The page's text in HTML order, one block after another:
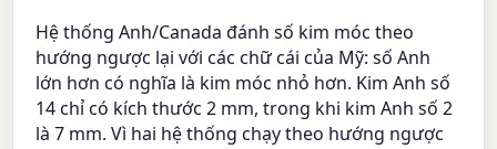
Hệ thống Anh/Canada đánh số kim móc theo
hướng ngược lại với các chữ cái của Mỹ: số Anh
lớn hơn có nghĩa là kim móc nhỏ hơn. Kim Anh số
14 chỉ có kích thước 2 mm, trong khi kim Anh số 2
là 7 mm. Vì hai hệ thống chạy theo hướng ngược